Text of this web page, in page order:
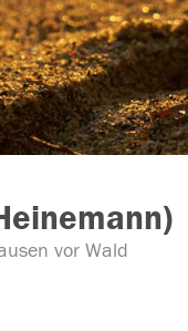
vor Wald